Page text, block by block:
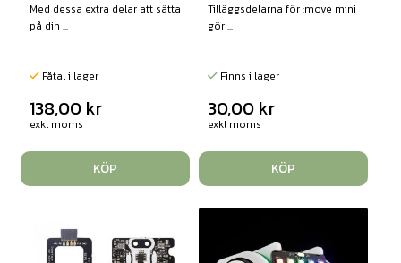
Med dessa extra delar att sätta
på din ...
Fåtal i lager
138,00 kr
exkl moms
KÖP
Tilläggsdelarna för :move mini
gör ...
Finns i lager
30,00 kr
exkl moms
KÖP